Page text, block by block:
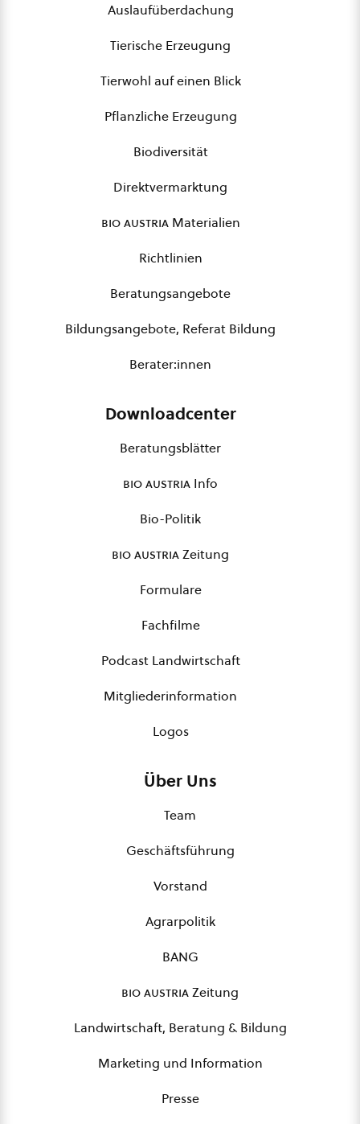
Auslaufüberdachung
Tierische Erzeugung
Tierwohl auf einen Blick
Pflanzliche Erzeugung
Biodiversität
Direktvermarktung
bio austriaMaterialien
Richtlinien
Beratungsangebote
Bildungsangebote, Referat Bildung
Berater:innen
Downloadcenter
Beratungsblätter
bio austria Info
Bio-Politik
bio austriaZeitung
Formulare
Fachfilme
Podcast Landwirtschaft
Mitgliederinformation
Logos
Über Uns
Team
Geschäftsführung
Vorstand
Agrarpolitik
BANG
bio austriaZeitung
Landwirtschaft, Beratung & Bildung
Marketing und Information
Presse